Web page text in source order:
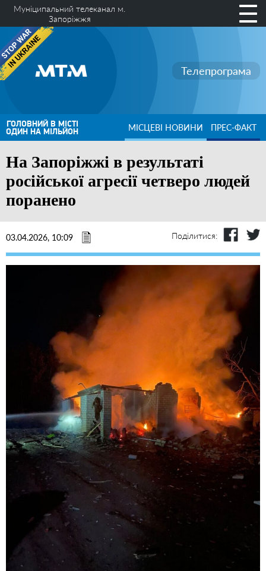
Муніципальний телеканал м.
Запоріжжя
Телепрограма
ГОЛОВНИЙ В МІСТІ
ОДИН НА МІЛЬЙОН МІСЦЕВІ НОВИНИ ПРЕС-ФАКТ
На Запоріжжі в результаті
російської агресії четверо людей
поранено
03.04.2026, 10:09 Поділитися: